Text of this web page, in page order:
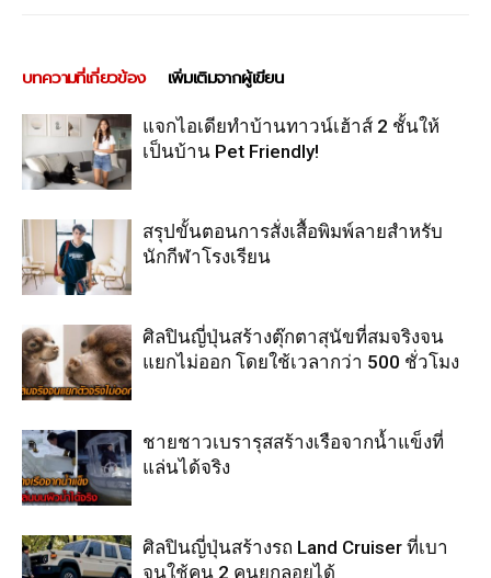
บทความที่เกี่ยวข้อง เพิ่มเติมจากผู้เขียน
แจกไอเดียทำบ้านทาวน์เฮ้าส์ 2 ชั้นให้
เป็นบ้าน Pet Friendly!
สรุปขั้นตอนการสั่งเสื้อพิมพ์ลายสำหรับ
นักกีฬาโรงเรียน
ศิลปินญี่ปุ่นสร้างตุ๊กตาสุนัขที่สมจริงจน
แยกไม่ออก โดยใช้เวลากว่า 500 ชั่วโมง
ชายชาวเบรารุสสร้างเรือจากน้ำแข็งที่
แล่นได้จริง
ศิลปินญี่ปุ่นสร้างรถ Land Cruiser ที่เบา
จนใช้คน 2 คนยกลอยได้